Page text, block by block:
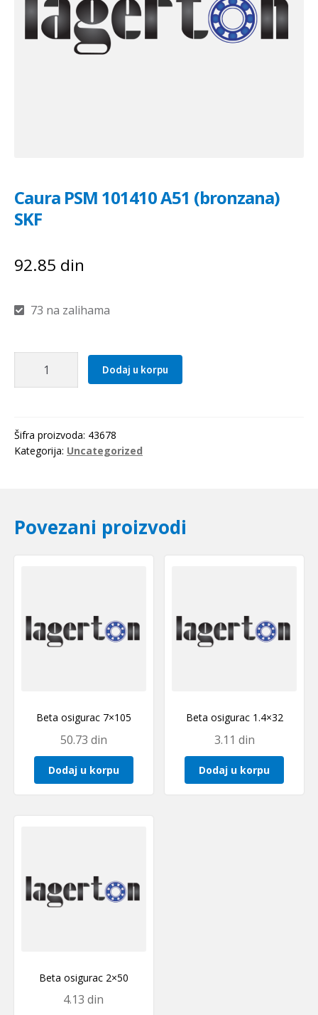
Caura PSM 101410 A51 (bronzana)
SKF
92.85 din
73 na zalihama
(bronzana)
SKF
Dodaj u korpu
Šifra proizvoda: 43678
Kategorija: Uncategorized
Povezani proizvodi
Beta osigurac 7×105
50.73 din
Dodaj u korpu
Beta osigurac 1.4×32
3.11 din
Dodaj u korpu
Beta osigurac 2×50
4.13din